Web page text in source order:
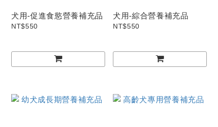
犬用-促進食慾營養補充品
NT$550
犬用-綜合營養補充品
NT$550